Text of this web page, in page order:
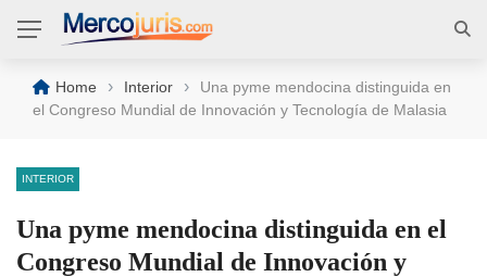
Home › Interior ›
Una pyme mendocina distinguida en
el Congreso Mundial de Innovación y Tecnología de Malasia
INTERIOR
Una pyme mendocina distinguida en el
Congreso Mundial de Innovación y